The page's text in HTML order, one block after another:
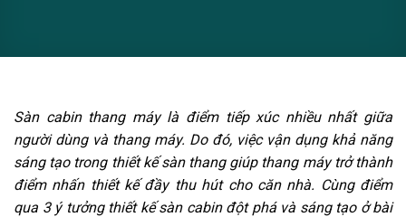
Sàn cabin thang máy là điểm tiếp xúc nhiều nhất giữa
người dùng và thang máy. Do đó, việc vận dụng khả năng
sáng tạo trong thiết kế sàn thang giúp thang máy trở thành
điểm nhấn thiết kế đầy thu hút cho căn nhà. Cùng điểm
qua 3 ý tưởng thiết kế sàn cabin đột phá và sáng tạo ở bài